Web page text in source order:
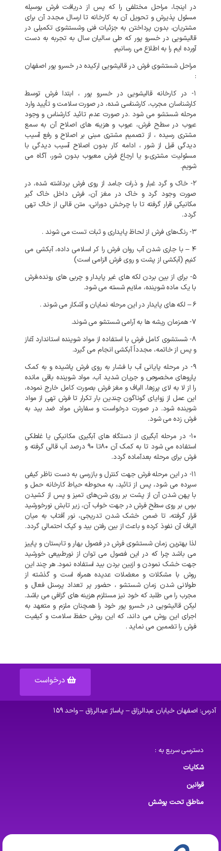
در اینجا، مراحل مختلفی را که پس از دریافت فرش بوسیله
مسئول پذیرش و تحویل آن به کارخانه تا ارسال مجدد آن برای
مشتریان، بدون پرداختن به جزئیات فنی وشستشوی تکمیلی در
قالیشویی در خسرو پور که طی سالیان سال به تجربه به دست
آورده ایم را به اطلاع می رسانیم.
مراحل شستشوی فرش در قالیشویی ارکیده در خسرو پور اصفهان
:
۱- در کارخانه
قالیشویی در خسرو پور ، ابتدا فرش توسط
کارشناسان مجرب، کارشناسی شده، در صورت سلامت و تأیید وارد
مرحله شستشو می شود .در صورت عدم تائید کارشناس و وجود
عیوب در سطح فرش، عیوب و هزینه های اصلاح آن به سمع
مشتری رسیده ، از تصمیم مشتری مبنی بر اصلاح و رفع آسیب
دیدگی قبل از شور ، ادامه کار بدون اصلاح آسیب دیدگی با
مسئولیت مشتری،و یا ارجاع فرش معیوب بدون شور، آگاه می
شویم.
۲- خاک و گرد غبار و ذرات جامد از روی فرش برداشته شده، در
صورت وجود گرد و خاک در مغز آن، فرش داخل خاک گیر
مکانیکی قرار گرفته تا با چرخش دورانی، متن قالی از خاک تهی
گردد.
۳- رنگ‌های فرش از لحاظ پایداری و ثبات تست می شوند .
۴ – با جاری شدن آب روان فرش را کر اسلامی داده، آبکشی می
کنیم (آبکشی از پشت و روی فرش الزامی است)
۵- برای از بین بردن لکه های غیر پایدار و چربی های رونده،فرش
با یک ماده شوینده، ملایم شسته می شود.
۶ – لکه های پایدار در این مرحله نمایان و آشکار می شوند .
۷- همزمان ریشه ها به آرامی شستشو می شوند.
۸- شستشوی کامل فرش با استفاده از مواد شوینده استاندارد آغاز
و پس از خاتمه، مجدداً آبکشی انجام می گیرد.
۹- در مرحله پایانی آب با فشار به روی فرش پاشیده و به کمک
پاروهای مخصوص و جریان شدید آب، مواد شوینده باقی مانده
را از لا به لای پرزها، الیاف و مغز فرش بصورت کامل خارج نموده،
این عمل از زوایای گوناگون چندین بار تکرار تا فرش تهی از مواد
شوینده شود. در صورت درخواست و سفارش مواد ضد بید به
فرش زده می شود.
۱۰- در مرحله آبگیری از دستگاه های آبگیری مکانیکی یا غلطکی
استفاده می شود تا به کمک آن ۸۰تا ۹۰ درصد آب قالی گرفته و
فرش برای مرحله بعدآماده گردد.
۱۱- در این مرحله فرش جهت کنترل و بازرسی به دست ناظر کیفی
سپرده می شود، پس از تائید، به محوطه حیاط کارخانه حمل و
با پهن شدن آن از پشت بر روی شن‌های تمیز و پس از کشیدن
برس بر روی سطح فرش در جهت خواب آن، زیر تابش نورخورشید
قرار گرفته، تا ضمن خشک شدن تدریجی، نور آفتاب به میان
الیاف آن نفوذ کرده و باعث از بین رفتن بید و کپک احتمالی گردد.
لذا بهترین زمان شستشوی فرش در فصول بهار و تابستان و پاییز
می باشد چرا که در این فصول می توان از نورطبیعی خورشید
جهت خشک نمودن و ازبین بردن بید استفاده نمود. هر چند این
روش با مشکلات و معضلات عدیده همراه است و گذشته از
طولانی شدن زمان شستشو ، حضور پر تعداد پرسنل فعال و
مجرب را می طلبد که خود نیز مستلزم هزینه های گزافی می باشد.
لیکن قالیشویی در خسرو پور خود را همچنان ملزم و متعهد به
اجرای این روش می داند، که این روش حفظ سلامت و کیفیت
فرش را تضمین می نماید .
درخواست
آدرس: اصفهان خیابان عبدالرزاق – پاساژ عبدالرزاق – واحد ۱۵۹
دسترسی سریع به :
شکایات
قوانین
مناطق تحت پوشش